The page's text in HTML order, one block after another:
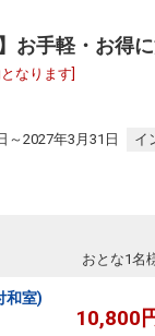
お手軽・お得
なります]
～2027年3月31日 イ
おとな1名
和室)
10,800